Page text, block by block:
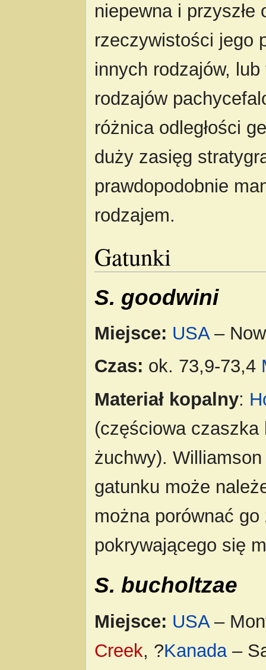
niepewna i
rzeczywistości jego
innych rodzajów,
rodzajów
różnica odległości
duży zasięg
prawdopodobnie
rodzajem.
Gatunki
S. goodwini
Miejsce: USA–
Czas: ok. 73,9-73,4
Materiał kopalny:
(częściowa
żuchwy).
gatunku może
można porównać
pokrywającego się
S. bucholtzae
Miejsce: USA–
Creek, ?Kanada–